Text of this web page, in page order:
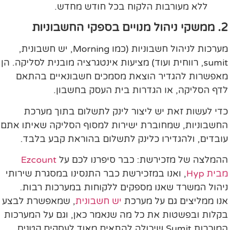
ללא מעורבות הלקוח בכל חודש מחדש.
2. ממשקי ניהול מנויים בספקי החשבוניות
מערכות לניהול חשבוניות (כמו Morning, יש חשבונית,
sumit, רווחית ועוד) מציעות אינטגרציה מובנית לסליקה. הן
מאפשרות להגדיר הוצאת מסמכים חשבונאיים בהתאם
לדף הסליקה, או הגדרות בית העסק בחשבון.
כדי לעשות זאת יש ליצור לינק לתשלום בתוך מערכת
החשבוניות, שמחוברת ישירות למסוף הסליקה שאיתו אתם
עובדים, ולהגדירו כלינק לתשלום בהוראת קבע בלבד.
ההמלצה של מזכירשת: כבר סיפרנו לכם על Ezcount
מבית Hyp
, ואנו במזכירשת כבר התנסינו במסגרת שירותי
ניהול המשרד שאנו מספקים ללקוחות במערכות רבות.
אנו ממליצים גם על מערכת יש חשבונית, שמאפשרת לבצע
בקלות ובפשטות את כל מה שנאמר כאן, וגם על המערכות